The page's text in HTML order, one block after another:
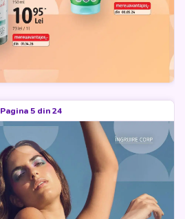
Pagina 5 din 24